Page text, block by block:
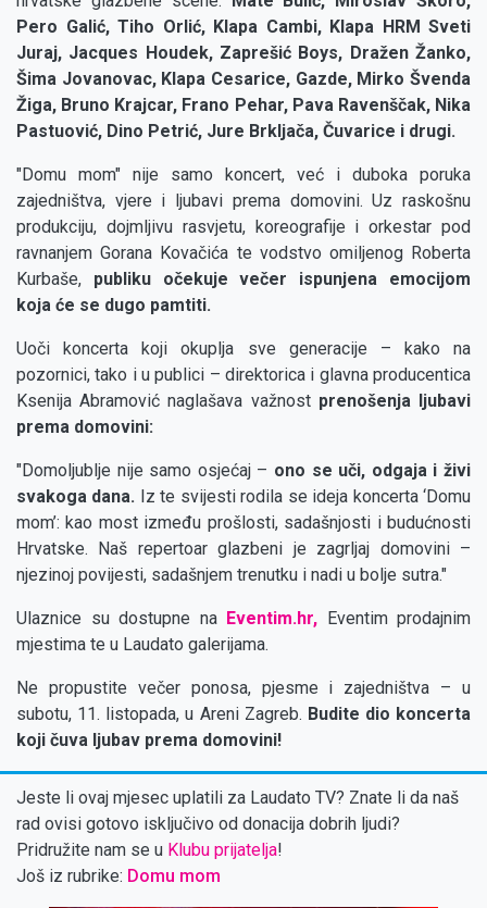
Pero Galić, Tiho Orlić, Klapa Cambi, Klapa HRM Sveti
Juraj, Jacques Houdek, Zaprešić Boys, Dražen Žanko,
Šima Jovanovac, Klapa Cesarice, Gazde, Mirko Švenda
Žiga, Bruno Krajcar, Frano Pehar, Pava Ravenščak, Nika
Pastuović, Dino Petrić, Jure Brkljača, Čuvarice i drugi.
"Domu mom" nije samo koncert, već i duboka poruka
zajedništva, vjere i ljubavi prema domovini. Uz raskošnu
produkciju, dojmljivu rasvjetu, koreografije i orkestar pod
ravnanjem Gorana Kovačića te vodstvo omiljenog Roberta
Kurbaše, publiku očekuje večer ispunjena emocijom
koja će se dugo pamtiti.
Uoči koncerta koji okuplja sve generacije – kako na
pozornici, tako i u publici – direktorica i glavna producentica
Ksenija Abramović naglašava važnost prenošenja ljubavi
prema domovini:
"Domoljublje nije samo osjećaj – ono se uči, odgaja i živi
svakoga dana. Iz te svijesti rodila se ideja koncerta ‘Domu
mom’: kao most između prošlosti, sadašnjosti i budućnosti
Hrvatske. Naš repertoar glazbeni je zagrljaj domovini –
njezinoj povijesti, sadašnjem trenutku i nadi u bolje sutra."
Ulaznice su dostupne na Eventim.hr, Eventim prodajnim
mjestima te u Laudato galerijama.
Ne propustite večer ponosa, pjesme i zajedništva – u
subotu, 11. listopada, u Areni Zagreb. Budite dio koncerta
koji čuva ljubav prema domovini!
Jeste li ovaj mjesec uplatili za Laudato TV? Znate li da naš
rad ovisi gotovo isključivo od donacija dobrih ljudi?
Pridružite nam se u Klubu prijatelja!
Još iz rubrike: Domu mom